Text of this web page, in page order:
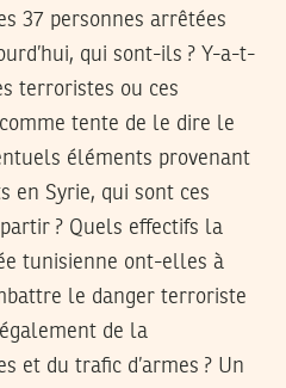
37 personnes arrêtées
qui sont-ils ? Y-a-t-
terroristes ou ces
tente de le dire le
éléments provenant
en Syrie, qui sont ces
? Quels effectifs la
tunisienne ont-elles à
le danger terroriste
de la
et du trafic d’armes ? Un